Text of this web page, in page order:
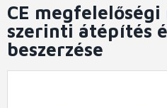
CE
szerinti átépítés
beszerzése